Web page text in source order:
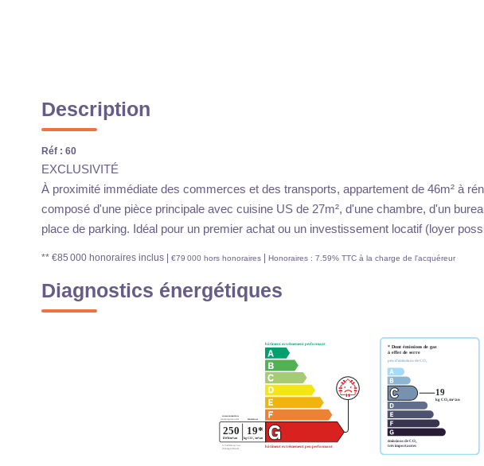
Description
Réf : 60
EXCLUSIVITÉ
À proximité immédiate des commerces et des transports, appartement de 46m² à
composé d'une pièce principale avec cuisine US de 27m², d'une chambre, d'un
place de parking. Idéal pour un premier achat ou un investissement locatif (loyer
** €85 000 honoraires inclus €79 000 hors honoraires Honoraires : 7.59% TTC à la charge de l'acquéreur
Diagnostics énergétiques